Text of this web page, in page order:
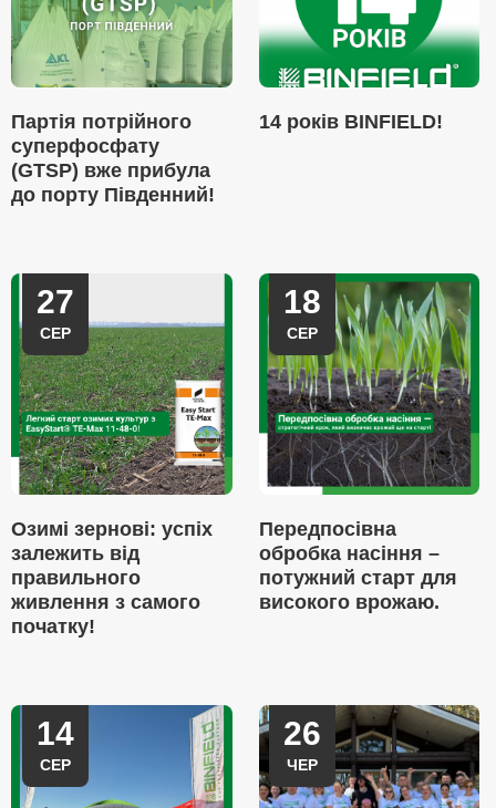
Партія потрійного
суперфосфату
(GTSP) вже прибула
до порту Південний!
14 років BINFIELD!
27
СЕР
Озимі зернові: успіх
залежить від
правильного
живлення з самого
початку!
18
СЕР
Передпосівна
обробка насіння –
потужний старт для
високого врожаю.
14
СЕР
26
ЧЕР